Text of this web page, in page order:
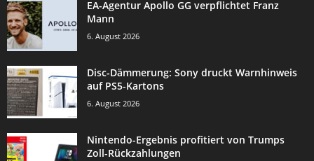
EA-Agentur Apollo GG verpflichtet Franz
Mann
6. August 2026
Disc-Dämmerung: Sony druckt Warnhinweis
auf PS5-Kartons
6. August 2026
Nintendo-Ergebnis profitiert von Trumps
Zoll-Rückzahlungen